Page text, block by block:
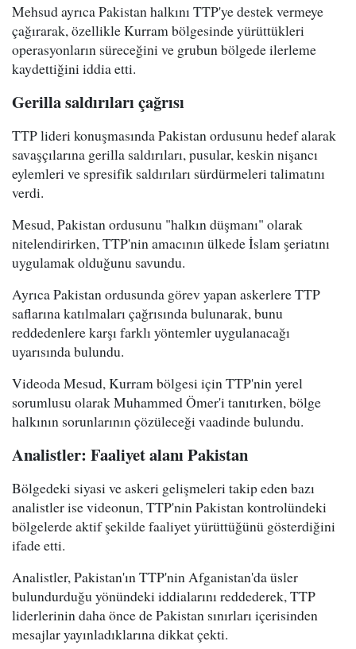
Mehsud ayrıca Pakistan halkını TTP'ye destek vermeye
çağırarak, özellikle Kurram bölgesinde yürüttükleri
operasyonların süreceğini ve grubun bölgede ilerleme
kaydettiğini iddia etti.
Gerilla saldırıları çağrısı
TTP lideri konuşmasında Pakistan ordusunu hedef alarak
savaşçılarına gerilla saldırıları, pusular, keskin nişancı
eylemleri ve spresifik saldırıları sürdürmeleri talimatını
verdi.
Mesud, Pakistan ordusunu "halkın düşmanı" olarak
nitelendirirken, TTP'nin amacının ülkede İslam şeriatını
uygulamak olduğunu savundu.
Ayrıca Pakistan ordusunda görev yapan askerlere TTP
saflarına katılmaları çağrısında bulunarak, bunu
reddedenlere karşı farklı yöntemler uygulanacağı
uyarısında bulundu.
Videoda Mesud, Kurram bölgesi için TTP'nin yerel
sorumlusu olarak Muhammed Ömer'i tanıtırken, bölge
halkının sorunlarının çözüleceği vaadinde bulundu.
Analistler: Faaliyet alanı Pakistan
Bölgedeki siyasi ve askeri gelişmeleri takip eden bazı
analistler ise videonun, TTP'nin Pakistan kontrolündeki
bölgelerde aktif şekilde faaliyet yürüttüğünü gösterdiğini
ifade etti.
Analistler, Pakistan'ın TTP'nin Afganistan'da üsler
bulundurduğu yönündeki iddialarını reddederek, TTP
liderlerinin daha önce de Pakistan sınırları içerisinden
mesajlar yayınladıklarına dikkat çekti.